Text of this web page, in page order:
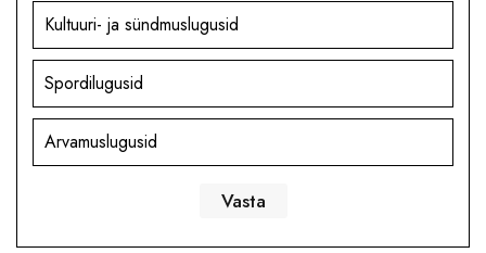
Kultuuri- ja sündmuslugusid
Spordilugusid
Arvamuslugusid